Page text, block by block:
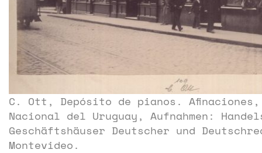
C. Ott, Depósito de pianos.
Nacional del Uruguay, Aufnahmen:
Geschäftshäuser Deutscher und
Montevideo.